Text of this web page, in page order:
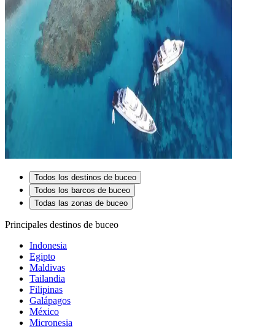
Todos los destinos de buceo
Todos los barcos de buceo
Todas las zonas de buceo
Principales destinos de buceo
Indonesia
Egipto
Maldivas
Tailandia
Filipinas
Galápagos
México
Micronesia